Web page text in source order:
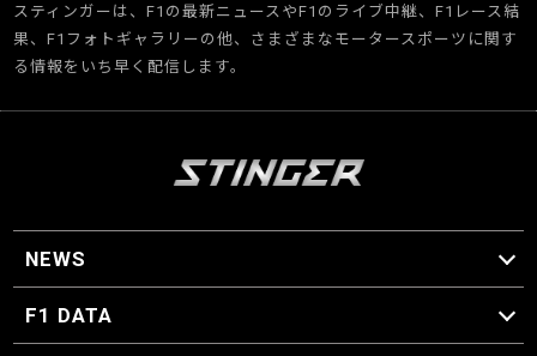
スティンガーは、F1の最新ニュースやF1のライブ中継、F1レース結
果、F1フォトギャラリーの他、さまざまなモータースポーツに関す
る情報をいち早く配信します。
NEWS
F1 ニュース
F1 DATA